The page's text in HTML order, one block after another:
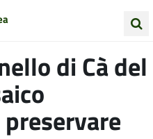
Vivi Albinea
Matildiche
di Cà del